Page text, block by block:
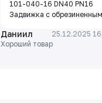
101-040-16 DN40 PN16
Задвижка с обрезиненным
чугун, клин-EPDM,
Tmax=110°C Ф/Ф
Даниил
25.12.2025
Хороший товар